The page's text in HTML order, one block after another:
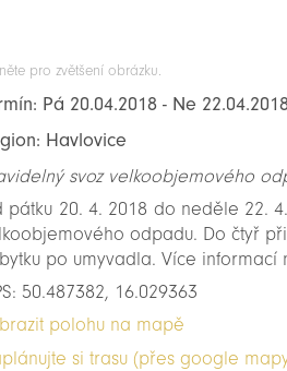
pro zvětšení obrázku.
Pá 20.04.2018 - Ne
Havlovice
svoz velkoobjemového
pátku 20. 4. 2018 do neděle 22.
odpadu. Do čtyř
po umyvadla. Více informací
50.487382, 16.029363
polohu na mapě
si trasu (přes google